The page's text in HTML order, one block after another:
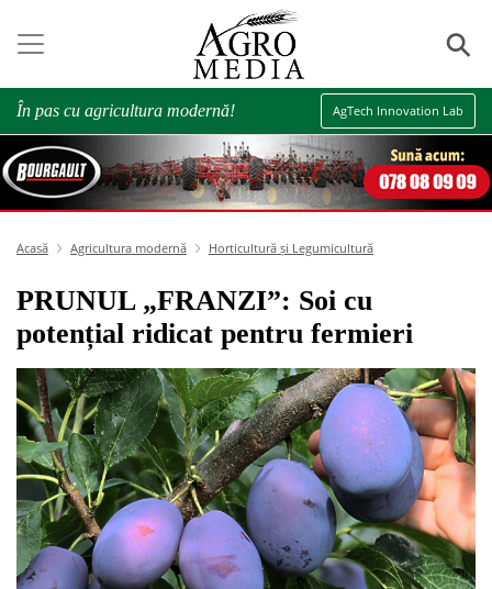
⚲
În pas cu agricultura modernă! AgTech Innovation Lab
Acasă Agricultura modernă Horticultură și Legumicultură
PRUNUL „FRANZI”: Soi cu
potențial ridicat pentru fermieri